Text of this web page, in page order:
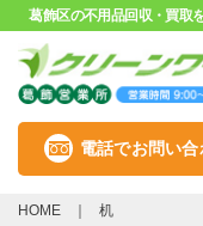
葛飾区の不用品回収・買取
電話でお問い合
HOME 机